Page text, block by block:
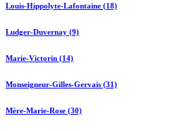
Louis-Hippolyte-Lafontaine (18)
Ludger-Duvernay (9)
Marie-Victorin (14)
Monseigneur-Gilles-Gervais (31)
Mère-Marie-Rose (30)